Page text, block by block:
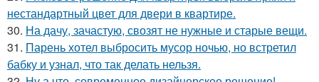
нестандартный цвет для двери в квартире.
30. На дачу, зачастую, свозят не нужные и старые вещи.
31. Парень хотел выбросить мусор ночью, но встретил
бабку и узнал, что так делать нельзя.